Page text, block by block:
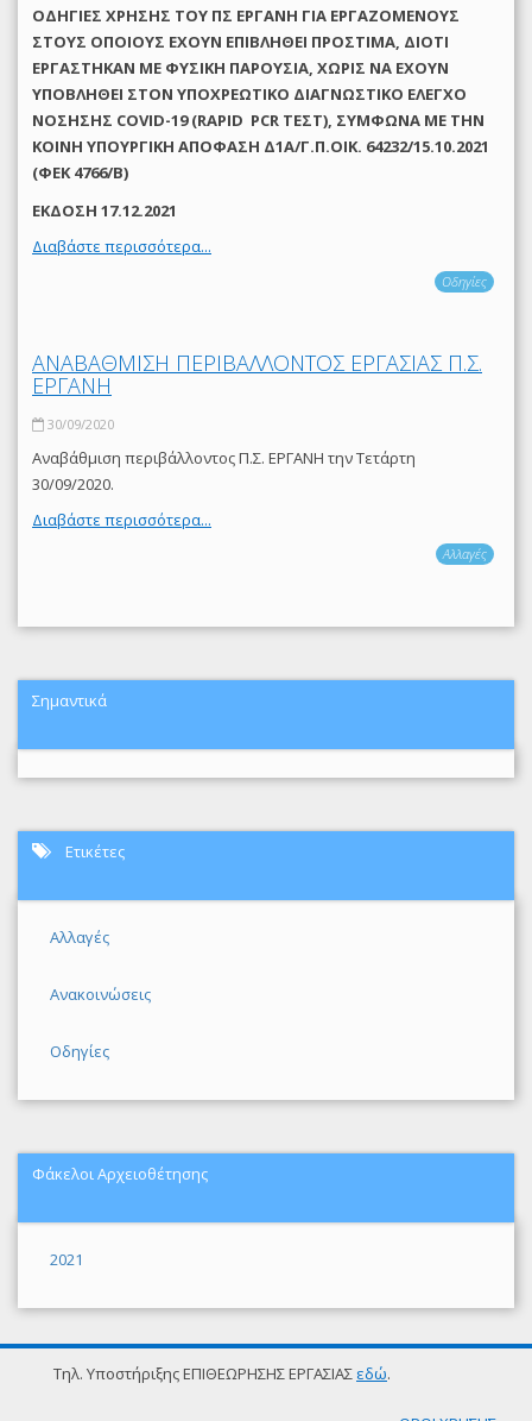
ΟΔΗΓΙΕΣ ΧΡΗΣΗΣ ΤΟΥ ΠΣ ΕΡΓΑΝΗ ΓΙΑ ΕΡΓΑΖΟΜΕΝΟΥΣ
ΣΤΟΥΣ ΟΠΟΙΟΥΣ ΕΧΟΥΝ ΕΠΙΒΛΗΘΕΙ ΠΡΟΣΤΙΜΑ, ΔΙΟΤΙ
ΕΡΓΑΣΤΗΚΑΝ ΜΕ ΦΥΣΙΚΗ ΠΑΡΟΥΣΙΑ, ΧΩΡΙΣ ΝΑ ΕΧΟΥΝ
ΥΠΟΒΛΗΘΕΙ ΣΤΟΝ ΥΠΟΧΡΕΩΤΙΚΟ ΔΙΑΓΝΩΣΤΙΚΟ ΕΛΕΓΧΟ
ΝΟΣΗΣΗΣ COVID-19 (RAPID PCR ΤΕΣΤ), ΣΥΜΦΩΝΑ ΜΕ THN
ΚΟΙΝΗ ΥΠΟΥΡΓΙΚΗ ΑΠΟΦΑΣΗ Δ1Α/Γ.Π.ΟΙΚ. 64232/15.10.2021
(ΦΕΚ 4766/Β)
ΕΚΔΟΣΗ 17.12.2021
Διαβάστε περισσότερα...
Οδηγίες
ΑΝΑΒΑΘΜΙΣΗ ΠΕΡΙΒΑΛΛΟΝΤΟΣ ΕΡΓΑΣΙΑΣ Π.Σ.
ΕΡΓΑΝΗ
30/09/2020
Αναβάθμιση περιβάλλοντος Π.Σ. ΕΡΓΑΝΗ την Τετάρτη
30/09/2020.
Διαβάστε περισσότερα...
Αλλαγές
Σημαντικά
Ετικέτες
Αλλαγές
Ανακοινώσεις
Οδηγίες
Φάκελοι Αρχειοθέτησης
2021
Τηλ. Υποστήριξης ΕΠΙΘΕΩΡΗΣΗΣ ΕΡΓΑΣΙΑΣ εδώ.